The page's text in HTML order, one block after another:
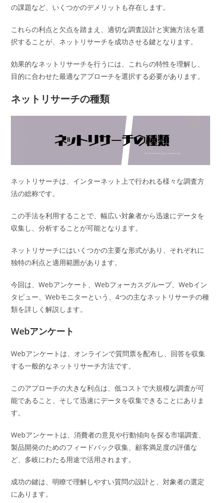
の課題など、いくつかのデメリットも存在します。
これらの利点と欠点を踏まえ、適切な調査設計と実施方法を選
択することが、ネットリサーチを成功させる鍵となります。
効果的なネットリサーチを行うには、これらの特性を理解し、
目的に合わせた最適なアプローチを選択する必要があります。
ネットリサーチの種類
ネットリサーチは、インターネット上で行われる様々な調査方
法の総称です。
この手法を利用することで、幅広い対象者から迅速にデータを
収集し、分析することが可能となります。
ネットリサーチにはいくつかの主要な形式があり、それぞれに
独特の利点と適用範囲があります。
今回は、Webアンケート、Webフォーカスグループ、Webイン
タビュー、Webモニターという、4つの主なネットリサーチの種
類を詳しく解説します。
Webアンケート
Webアンケートは、オンラインで質問票を配布し、回答を収集
する一般的なネットリサーチ方法です。
このアプローチの大きな利点は、低コストで大規模な調査が可
能であること、そして迅速にデータを収集できることにありま
す。
Webアンケートは、消費者の意見や行動傾向を探る市場調査、
製品開発のためのフィードバック収集、顧客満足度の評価な
ど、多岐にわたる用途で活用されます。
成功の鍵は、明瞭で理解しやすい質問の設計と、対象者の選定
にあります。